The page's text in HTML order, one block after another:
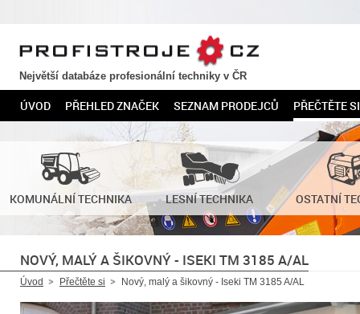
PROFISTROJE.CZ
Největší databáze profesionální techniky v ČR
ÚVOD PŘEHLED ZNAČEK SEZNAM PRODEJCŮ PŘEČTĚTE SI
KOMUNÁLNÍ TECHNIKA LESNÍ TECHNIKA OSTATNÍ
NOVÝ, MALÝ A ŠIKOVNÝ - ISEKI TM 3185 A/AL
Úvod Přečtěte si Nový, malý a šikovný - Iseki TM 3185 A/AL